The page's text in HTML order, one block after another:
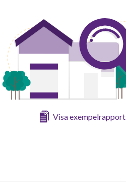
Visa exempelrapport